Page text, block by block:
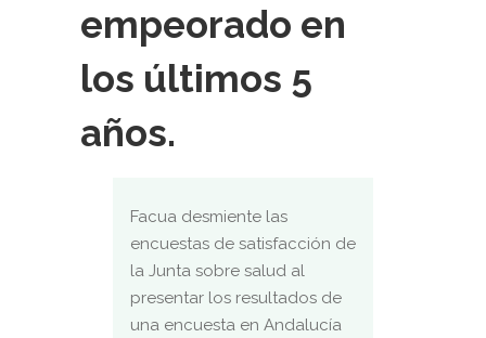
empeorado en
los últimos 5
años.
Facua desmiente las
encuestas de satisfacción de
la Junta sobre salud al
presentar los resultados de
una encuesta en Andalucía